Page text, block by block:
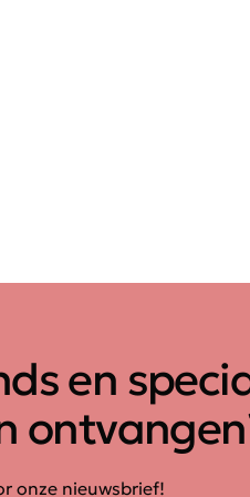
en
onze nieuwsbrief!